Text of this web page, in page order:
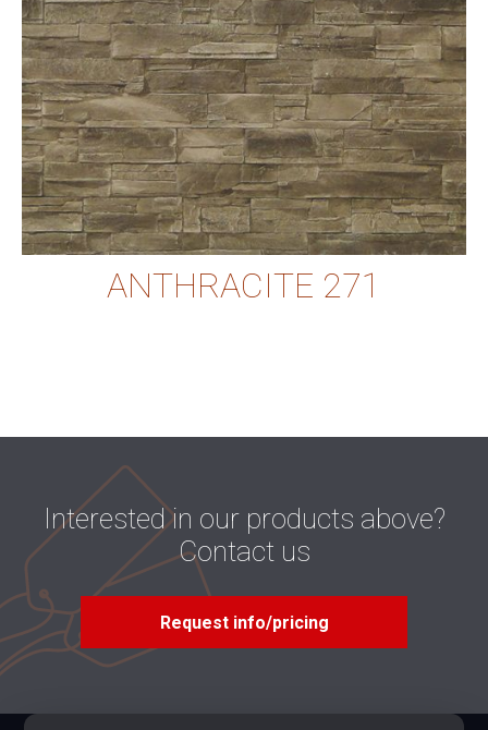
ANTHRACITE 271
Interested in our products above?
Contact us
Request info/pricing